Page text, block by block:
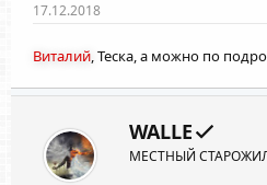
17.12.2018
Виталий, Теска, а можно по
WALLE
МЕСТНЫЙ